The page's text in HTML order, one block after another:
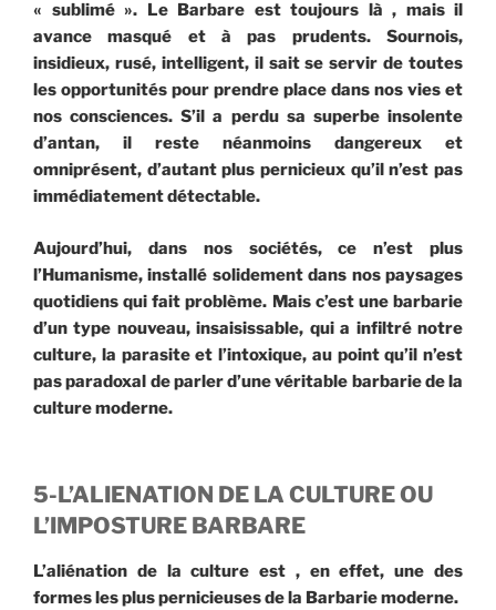
« sublimé ». Le Barbare est toujours là , mais il
avance masqué et à pas prudents. Sournois,
insidieux, rusé, intelligent, il sait se servir de toutes
les opportunités pour prendre place dans nos vies et
nos consciences. S’il a perdu sa superbe insolente
d’antan, il reste néanmoins dangereux et
omniprésent, d’autant plus pernicieux qu’il n’est pas
immédiatement détectable.
Aujourd’hui, dans nos sociétés, ce n’est plus
l’Humanisme, installé solidement dans nos paysages
quotidiens qui fait problème. Mais c’est une barbarie
d’un type nouveau, insaisissable, qui a infiltré notre
culture, la parasite et l’intoxique, au point qu’il n’est
pas paradoxal de parler d’une véritable barbarie de la
culture moderne.
5-L’ALIENATION DE LA CULTURE OU
L’IMPOSTURE BARBARE
L’aliénation de la culture est , en effet, une des
formes les plus pernicieuses de la Barbarie moderne.